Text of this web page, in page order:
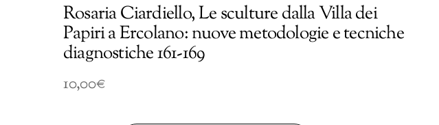
Rosaria Ciardiello, Le sculture dalla Villa dei
Papiri a Ercolano: nuove metodologie e tecniche
diagnostiche 161-169
10,00€